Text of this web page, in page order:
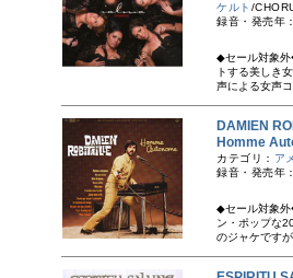
ケルト /
録音・発売年
◆セール対象外
トする美しき
声による女声
DAMIEN
Homme
カテゴリ： ア
録音・発売年
◆セール対象外
ン・ポップな
のジャケです